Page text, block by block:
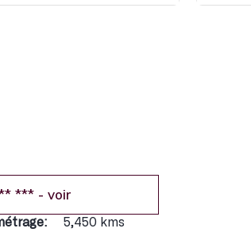
332 *** *** - voir
5,450 kms